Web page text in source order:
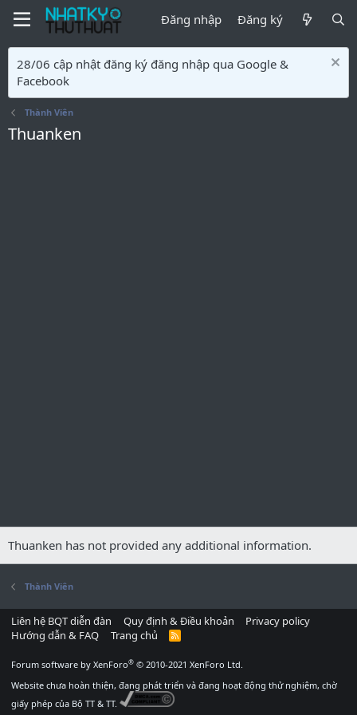
Đăng nhập Đăng ký
28/06 cập nhật đăng ký đăng nhập qua Google &
Facebook
Thành Viên
Thuanken
Thuanken has not provided any additional information.
Thành Viên
Liên hệ BQT diễn đàn Quy định & Điều khoản
Privacy policy
Hướng dẫn & FAQ
Trang chủ
R
Forum software by XenForo® © 2010-2021 XenForo Ltd.
Website chưa hoàn thiện, đang phát triển và đang hoạt động thử nghiệm, chờ
giấy phép của Bộ TT & TT.